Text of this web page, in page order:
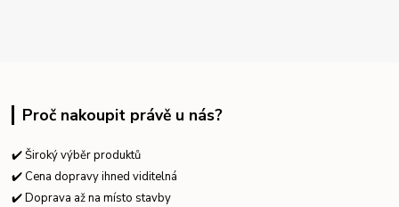
Proč nakoupit právě u nás?
✔️ Široký výběr produktů
✔️ Cena dopravy ihned viditelná
✔️ Doprava až na místo stavby